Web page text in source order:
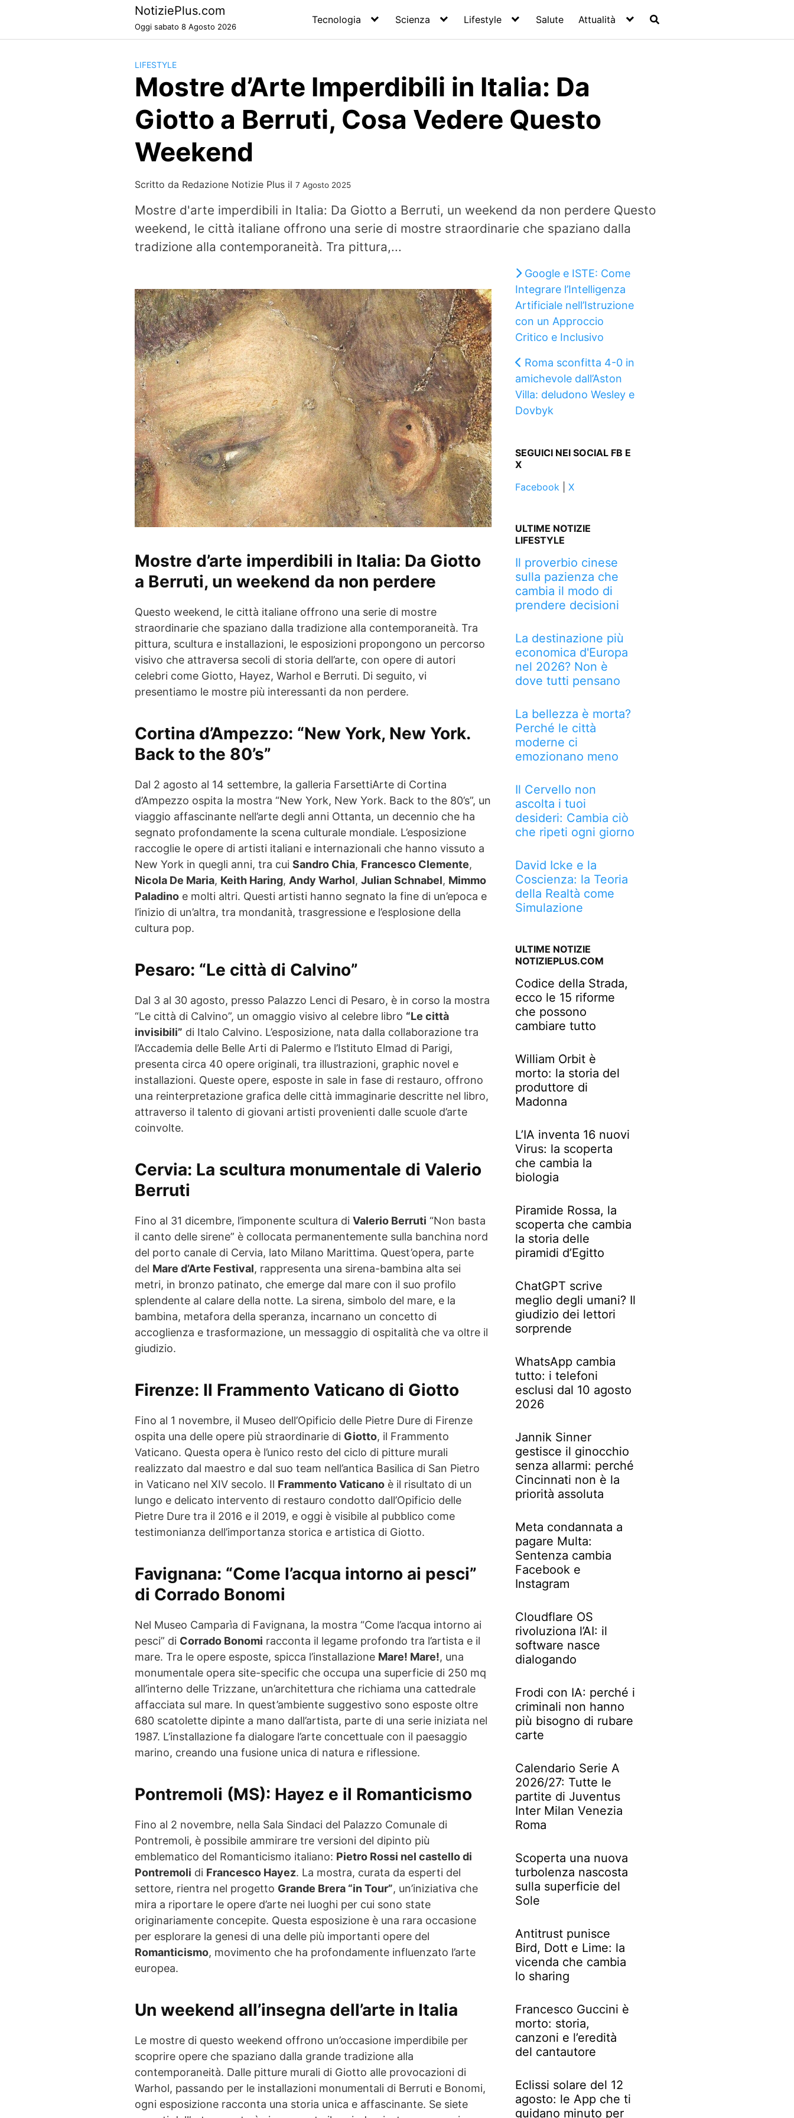
NotiziePlus.com
Oggi sabato 8 Agosto 2026
Tecnologia Scienza Lifestyle Salute Attualità
LIFESTYLE
Mostre d’Arte Imperdibili in Italia: Da
Giotto a Berruti, Cosa Vedere Questo
Weekend
Scritto da Redazione Notizie Plus il 7 Agosto 2025
Mostre d'arte imperdibili in Italia: Da Giotto a Berruti, un weekend da non perdere Questo
weekend, le città italiane offrono una serie di mostre straordinarie che spaziano dalla
tradizione alla contemporaneità. Tra pittura,...
Mostre d’arte imperdibili in Italia: Da Giotto
a Berruti, un weekend da non perdere
Questo weekend, le città italiane offrono una serie di mostre
straordinarie che spaziano dalla tradizione alla contemporaneità. Tra
pittura, scultura e installazioni, le esposizioni propongono un percorso
visivo che attraversa secoli di storia dell’arte, con opere di autori
celebri come Giotto, Hayez, Warhol e Berruti. Di seguito, vi
presentiamo le mostre più interessanti da non perdere.
Cortina d’Ampezzo: “New York, New York.
Back to the 80’s”
Dal 2 agosto al 14 settembre, la galleria FarsettiArte di Cortina
d’Ampezzo ospita la mostra “New York, New York. Back to the 80’s”, un
viaggio affascinante nell’arte degli anni Ottanta, un decennio che ha
segnato profondamente la scena culturale mondiale. L’esposizione
raccoglie le opere di artisti italiani e internazionali che hanno vissuto a
New York in quegli anni, tra cui Sandro Chia, Francesco Clemente,
Nicola De Maria, Keith Haring, Andy Warhol, Julian Schnabel, Mimmo
Paladino e molti altri. Questi artisti hanno segnato la fine di un’epoca e
l’inizio di un’altra, tra mondanità, trasgressione e l’esplosione della
cultura pop.
Pesaro: “Le città di Calvino”
Dal 3 al 30 agosto, presso Palazzo Lenci di Pesaro, è in corso la mostra
“Le città di Calvino”, un omaggio visivo al celebre libro “Le città
invisibili” di Italo Calvino. L’esposizione, nata dalla collaborazione tra
l’Accademia delle Belle Arti di Palermo e l’Istituto Elmad di Parigi,
presenta circa 40 opere originali, tra illustrazioni, graphic novel e
installazioni. Queste opere, esposte in sale in fase di restauro, offrono
una reinterpretazione grafica delle città immaginarie descritte nel libro,
attraverso il talento di giovani artisti provenienti dalle scuole d’arte
coinvolte.
Cervia: La scultura monumentale di Valerio
Berruti
Fino al 31 dicembre, l’imponente scultura di Valerio Berruti “Non basta
il canto delle sirene” è collocata permanentemente sulla banchina nord
del porto canale di Cervia, lato Milano Marittima. Quest’opera, parte
del Mare d’Arte Festival, rappresenta una sirena-bambina alta sei
metri, in bronzo patinato, che emerge dal mare con il suo profilo
splendente al calare della notte. La sirena, simbolo del mare, e la
bambina, metafora della speranza, incarnano un concetto di
accoglienza e trasformazione, un messaggio di ospitalità che va oltre il
giudizio.
Firenze: Il Frammento Vaticano di Giotto
Fino al 1 novembre, il Museo dell’Opificio delle Pietre Dure di Firenze
ospita una delle opere più straordinarie di Giotto, il Frammento
Vaticano. Questa opera è l’unico resto del ciclo di pitture murali
realizzato dal maestro e dal suo team nell’antica Basilica di San Pietro
in Vaticano nel XIV secolo. Il Frammento Vaticano è il risultato di un
lungo e delicato intervento di restauro condotto dall’Opificio delle
Pietre Dure tra il 2016 e il 2019, e oggi è visibile al pubblico come
testimonianza dell’importanza storica e artistica di Giotto.
Favignana: “Come l’acqua intorno ai pesci”
di Corrado Bonomi
Nel Museo Camparìa di Favignana, la mostra “Come l’acqua intorno ai
pesci” di Corrado Bonomi racconta il legame profondo tra l’artista e il
mare. Tra le opere esposte, spicca l’installazione Mare! Mare!, una
monumentale opera site-specific che occupa una superficie di 250 mq
all’interno delle Trizzane, un’architettura che richiama una cattedrale
affacciata sul mare. In quest’ambiente suggestivo sono esposte oltre
680 scatolette dipinte a mano dall’artista, parte di una serie iniziata nel
1987. L’installazione fa dialogare l’arte concettuale con il paesaggio
marino, creando una fusione unica di natura e riflessione.
Pontremoli (MS): Hayez e il Romanticismo
Fino al 2 novembre, nella Sala Sindaci del Palazzo Comunale di
Pontremoli, è possibile ammirare tre versioni del dipinto più
emblematico del Romanticismo italiano: Pietro Rossi nel castello di
Pontremoli di Francesco Hayez. La mostra, curata da esperti del
settore, rientra nel progetto Grande Brera “in Tour”, un’iniziativa che
mira a riportare le opere d’arte nei luoghi per cui sono state
originariamente concepite. Questa esposizione è una rara occasione
per esplorare la genesi di una delle più importanti opere del
Romanticismo, movimento che ha profondamente influenzato l’arte
europea.
Un weekend all’insegna dell’arte in Italia
Le mostre di questo weekend offrono un’occasione imperdibile per
scoprire opere che spaziano dalla grande tradizione alla
contemporaneità. Dalle pitture murali di Giotto alle provocazioni di
Warhol, passando per le installazioni monumentali di Berruti e Bonomi,
ogni esposizione racconta una storia unica e affascinante. Se siete
Google e ISTE: Come
Integrare l’Intelligenza
Artificiale nell’Istruzione
con un Approccio
Critico e Inclusivo
Roma sconfitta 4-0 in
amichevole dall’Aston
Villa: deludono Wesley e
Dovbyk
SEGUICI NEI SOCIAL FB E
X
Facebook| X
ULTIME NOTIZIE
LIFESTYLE
Il proverbio cinese
sulla pazienza che
cambia il modo di
prendere decisioni
La destinazione più
economica d'Europa
nel 2026? Non è
dove tutti pensano
La bellezza è morta?
Perché le città
moderne ci
emozionano meno
Il Cervello non
ascolta i tuoi
desideri: Cambia ciò
che ripeti ogni giorno
David Icke e la
Coscienza: la Teoria
della Realtà come
Simulazione
ULTIME NOTIZIE
NOTIZIEPLUS.COM
Codice della Strada,
ecco le 15 riforme
che possono
cambiare tutto
William Orbit è
morto: la storia del
produttore di
Madonna
L’IA inventa 16 nuovi
Virus: la scoperta
che cambia la
biologia
Piramide Rossa, la
scoperta che cambia
la storia delle
piramidi d’Egitto
ChatGPT scrive
meglio degli umani? Il
giudizio dei lettori
sorprende
WhatsApp cambia
tutto: i telefoni
esclusi dal 10 agosto
2026
Jannik Sinner
gestisce il ginocchio
senza allarmi: perché
Cincinnati non è la
priorità assoluta
Meta condannata a
pagare Multa:
Sentenza cambia
Facebook e
Instagram
Cloudflare OS
rivoluziona l’AI: il
software nasce
dialogando
Frodi con IA: perché i
criminali non hanno
più bisogno di rubare
carte
Calendario Serie A
2026/27: Tutte le
partite di Juventus
Inter Milan Venezia
Roma
Scoperta una nuova
turbolenza nascosta
sulla superficie del
Sole
Antitrust punisce
Bird, Dott e Lime: la
vicenda che cambia
lo sharing
Francesco Guccini è
morto: storia,
canzoni e l’eredità
del cantautore
Eclissi solare del 12
agosto: le App che ti
guidano minuto per